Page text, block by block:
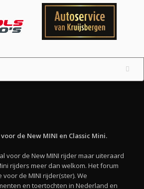
voor de New MINI en Classic Mini.
voor de New MINI rijder maar uiteraard
rijders meer dan welkom. Het forum
de MINI rijder(ster). We
en toertochten in Nederland en